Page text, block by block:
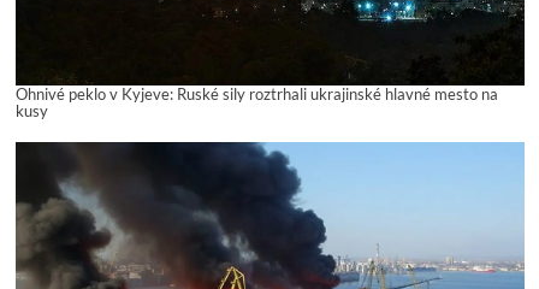
Ohnivé peklo v Kyjeve: Ruské sily roztrhali ukrajinské hlavné mesto na
kusy